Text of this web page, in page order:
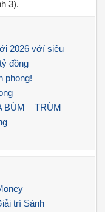
3).
2026 vớí siêu
đồng
phong!
BÙM – TRÙM
trí Sành